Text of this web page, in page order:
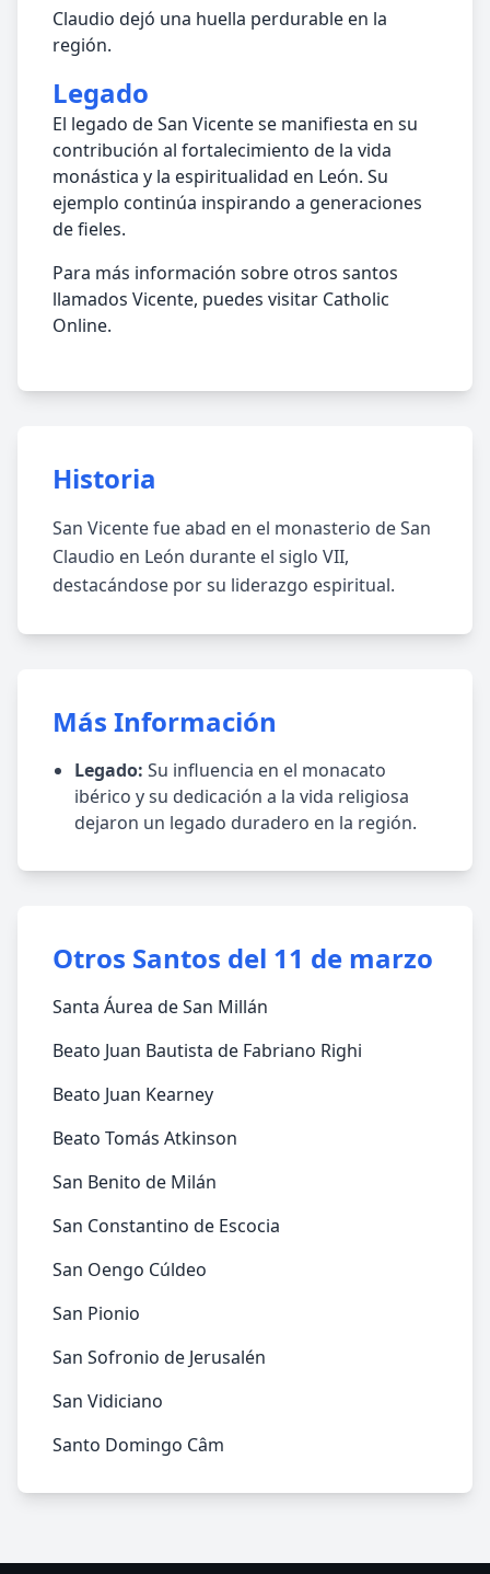
Claudio dejó una huella perdurable en la
región.
Legado
El legado de San Vicente se manifiesta en su
contribución al fortalecimiento de la vida
monástica y la espiritualidad en León. Su
ejemplo continúa inspirando a generaciones
de fieles.
Para más información sobre otros santos
llamados Vicente, puedes visitar Catholic
Online.
Historia
San Vicente fue abad en el monasterio de San
Claudio en León durante el siglo VII,
destacándose por su liderazgo espiritual.
Más Información
Legado: Su influencia en el monacato
ibérico y su dedicación a la vida religiosa
dejaron un legado duradero en la región.
Otros Santos del 11 de marzo
Santa Áurea de San Millán
Beato Juan Bautista de Fabriano Righi
Beato Juan Kearney
Beato Tomás Atkinson
San Benito de Milán
San Constantino de Escocia
San Oengo Cúldeo
San Pionio
San Sofronio de Jerusalén
San Vidiciano
Santo Domingo Câm